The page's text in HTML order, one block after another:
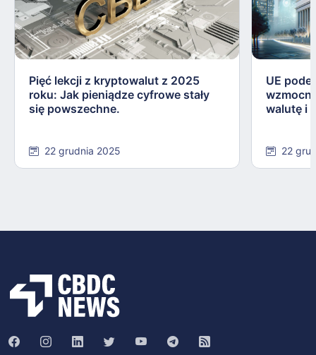
Pięć lekcji z kryptowalut z 2025
roku: Jak pieniądze cyfrowe stały
się powszechne.
22 grudnia 2025
UE
walutę i
22